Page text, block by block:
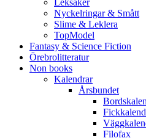
Leksaker
Nyckelringar & Smått
Slime & Leklera
TopModel
Fantasy & Science Fiction
Örebrolitteratur
Non books
Kalendrar
Årsbundet
Filofax